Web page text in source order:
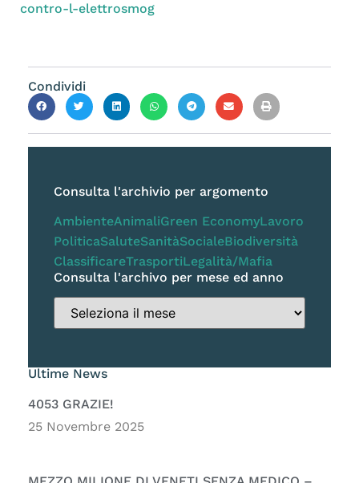
contro-l-elettrosmog
Condividi
Consulta l'archivio per argomento
AmbienteAnimaliGreen EconomyLavoro
PoliticaSaluteSanitàSocialeBiodiversità
ClassificareTrasportiLegalità/Mafia
Consulta l'archivo per mese ed anno
Ultime News
4053 GRAZIE!
25 Novembre 2025